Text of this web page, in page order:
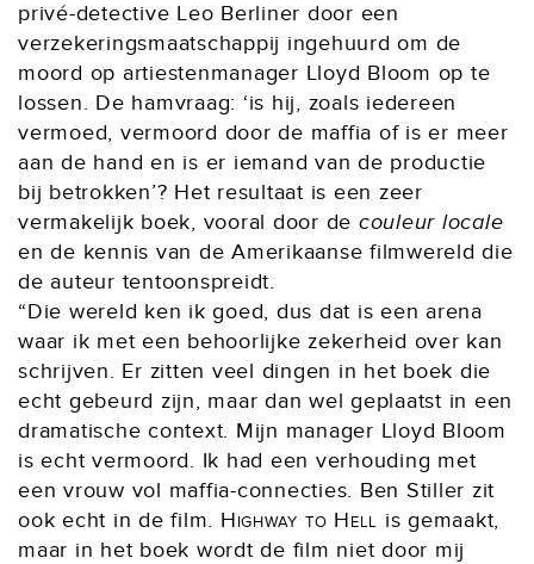
privé-detective Leo Berliner door een
verzekeringsmaatschappij ingehuurd om de
moord op artiestenmanager Lloyd Bloom op te
lossen. De hamvraag: ‘is hij, zoals iedereen
vermoed, vermoord door de maffia of is er meer
aan de hand en is er iemand van de productie
bij betrokken’? Het resultaat is een zeer
vermakelijk boek, vooral door de couleur locale
en de kennis van de Amerikaanse filmwereld die
de auteur tentoonspreidt.
“Die wereld ken ik goed, dus dat is een arena
waar ik met een behoorlijke zekerheid over kan
schrijven. Er zitten veel dingen in het boek die
echt gebeurd zijn, maar dan wel geplaatst in een
dramatische context. Mijn manager Lloyd Bloom
is echt vermoord. Ik had een verhouding met
een vrouw vol maffia-connecties. Ben Stiller zit
ook echt in de film. Highway to Hell is gemaakt,
maar in het boek wordt de film niet door mij